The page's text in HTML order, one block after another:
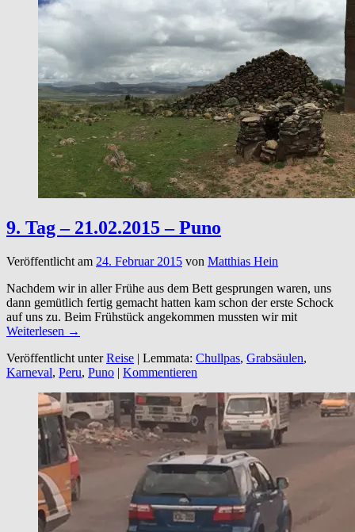
9. Tag – 21.02.2015 – Puno
Veröffentlicht am 24. Februar 2015 von Matthias Hein
Nachdem wir in aller Frühe aus dem Bett gesprungen waren, uns
dann gemütlich fertig gemacht hatten kam schon der erste Schock
auf uns zu. Beim Frühstück angekommen mussten wir mit
Weiterlesen →
Veröffentlicht unterReise | Lemmata: Chullpas, Grabsäulen,
Karneval, Peru, Puno | Kommentieren